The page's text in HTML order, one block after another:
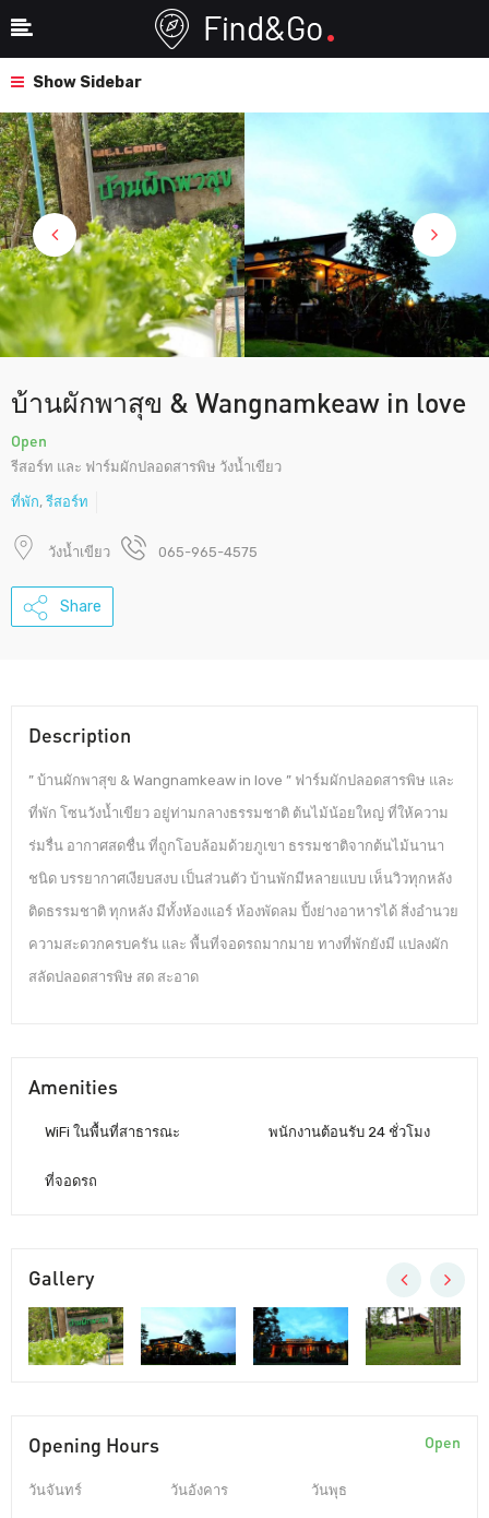
Show Sidebar
บ้านผักพาสุข & Wangnamkeaw in love
Open
รีสอร์ท และ ฟาร์มผักปลอดสารพิษ วังน้ำเขียว
ที่พัก, รีสอร์ท
วังน้ำเขียว 065-965-4575
Share
Description
” บ้านผักพาสุข & Wangnamkeaw in love ” ฟาร์มผักปลอดสารพิษ และ
ที่พัก โซนวังน้ำเขียว อยู่ท่ามกลางธรรมชาติ ต้นไม้น้อยใหญ่ ที่ให้ความ
ร่มรื่น อากาศสดชื่น ที่ถูกโอบล้อมด้วยภูเขา ธรรมชาติจากต้นไม้นานา
ชนิด บรรยากาศเงียบสงบ เป็นส่วนตัว บ้านพักมีหลายแบบ เห็นวิวทุกหลัง
ติดธรรมชาติ ทุกหลัง มีทั้งห้องแอร์ ห้องพัดลม ปิ้งย่างอาหารได้ สิ่งอำนวย
ความสะดวกครบครัน และ พื้นที่จอดรถมากมาย ทางที่พักยังมี แปลงผัก
สลัดปลอดสารพิษ สด สะอาด
Amenities
WiFi ในพื้นที่สาธารณะ
ที่จอดรถ
พนักงานต้อนรับ 24 ชั่วโมง
Gallery
Opening Hours Open
วันจันทร์ วันอังคาร วันพุธ